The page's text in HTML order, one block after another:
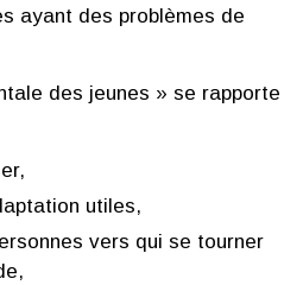
ayant des problèmes de
des jeunes » se rapporte
utiles,
vers qui se tourner